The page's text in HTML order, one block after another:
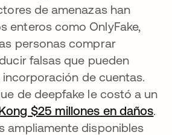
de amenazas han
enteros como OnlyFake,
personas comprar
falsas que pueden
de cuentas.
de deepfake le costó a un
$25 millones en dañosse
.
ampliamente disponibles